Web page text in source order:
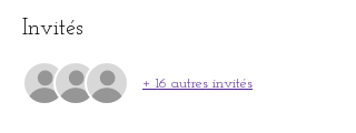
Invités
+ 16 autres invités